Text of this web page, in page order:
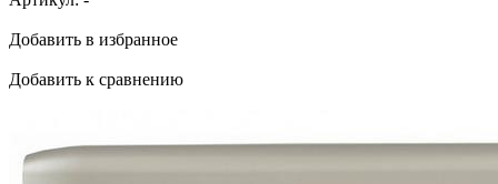
Добавить в избранное
Добавить к сравнению